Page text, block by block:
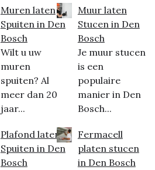
Muren laten
Spuiten in Den
Bosch
Wilt u uw
muren
spuiten? Al
meer dan 20
jaar...
Plafond laten
Spuiten in Den
Bosch
Muur laten
Stucen in Den
Bosch
Je muur stucen
is een
populaire
manier in Den
Bosch...
Fermacell
platen stucen
in Den Bosch